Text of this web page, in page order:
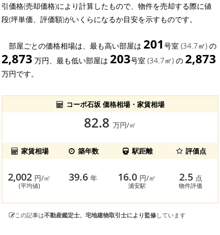
引価格(売却価格)により計算したもので、物件を売却する際に値
段(坪単価、評価額)がいくらになるか目安を示すものです。
部屋ごとの価格相場は、最も高い部屋は 201 号室 (34.7㎡) の
2,873 万円、最も低い部屋は 203号室 (34.7㎡) の 2,873
万円です。
コーポ石坂 価格相場・家賃相場
82.8 万円/㎡
家賃相場 築年数 駅距離 評価点
2,002 円/㎡
(平均値)
39.6年 16.0 円/㎡
浦安駅
2.5 点
物件評価
この記事は不動産鑑定士、宅地建物取引士により監修しています